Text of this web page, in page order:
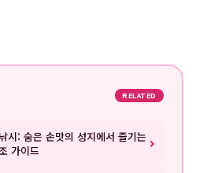
RELATED
시: 숨은 손맛의 성지에서 즐기는
가이드